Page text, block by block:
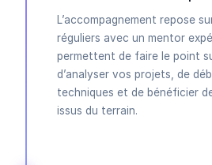
L’accompagnement repose
réguliers avec un mentor
permettent de faire le point
d’analyser vos projets, de
techniques et de bénéficier
issus du terrain.